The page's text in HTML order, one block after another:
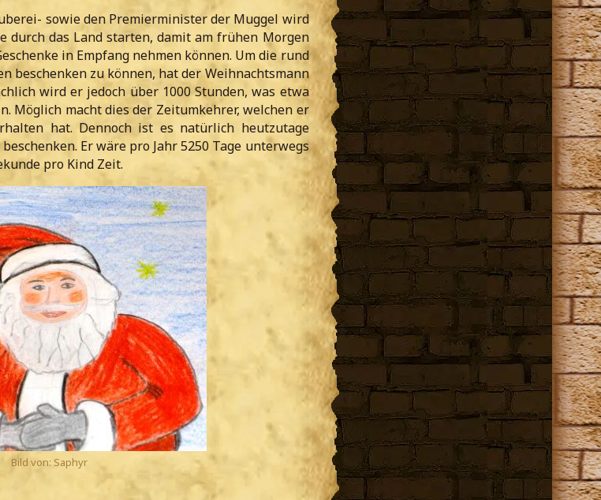
sowie den Premierminister der Muggel wird
durch das Land starten, damit am frühen Morgen
in Empfang nehmen können. Um die rund
beschenken zu können, hat der Weihnachtsmann
wird er jedoch über 1000 Stunden, was etwa
Möglich macht dies der Zeitumkehrer, welchen er
hat. Dennoch ist es natürlich heutzutage
Er wäre pro Jahr 5250 Tage unterwegs
pro Kind Zeit.
Bild von: Saphyr